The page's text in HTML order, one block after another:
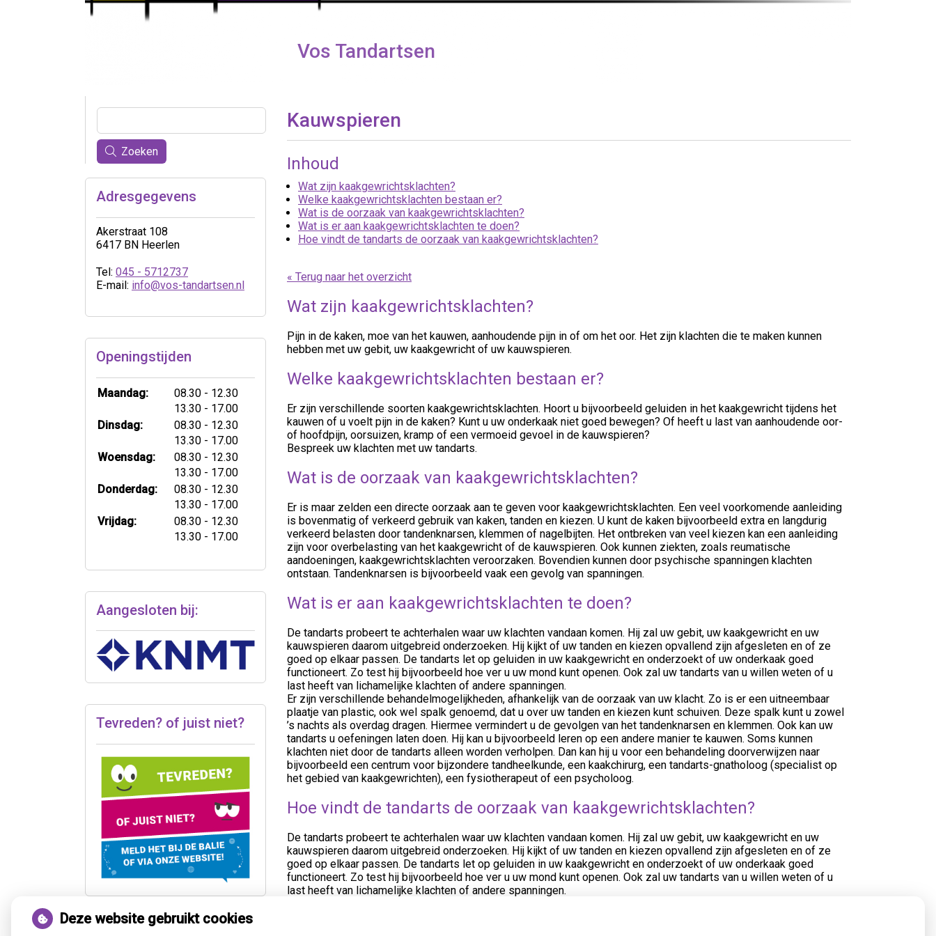
Vos Tandartsen
Kauwspieren
Inhoud
Wat zijn kaakgewrichtsklachten?
Welke kaakgewrichtsklachten bestaan er?
Wat is de oorzaak van kaakgewrichtsklachten?
Wat is er aan kaakgewrichtsklachten te doen?
Hoe vindt de tandarts de oorzaak van kaakgewrichtsklachten?
« Terug naar het overzicht
Wat zijn kaakgewrichtsklachten?
Pijn in de kaken, moe van het kauwen, aanhoudende pijn in of om het oor. Het zijn klachten die te maken kunnen
hebben met uw gebit, uw kaakgewricht of uw kauwspieren.
Welke kaakgewrichtsklachten bestaan er?
Er zijn verschillende soorten kaakgewrichtsklachten. Hoort u bijvoorbeeld geluiden in het kaakgewricht tijdens het
kauwen of u voelt pijn in de kaken? Kunt u uw onderkaak niet goed bewegen? Of heeft u last van aanhoudende oor-
of hoofdpijn, oorsuizen, kramp of een vermoeid gevoel in de kauwspieren?
Bespreek uw klachten met uw tandarts.
Wat is de oorzaak van kaakgewrichtsklachten?
Er is maar zelden een directe oorzaak aan te geven voor kaakgewrichtsklachten. Een veel voorkomende aanleiding
is bovenmatig of verkeerd gebruik van kaken, tanden en kiezen. U kunt de kaken bijvoorbeeld extra en langdurig
verkeerd belasten door tandenknarsen, klemmen of nagelbijten. Het ontbreken van veel kiezen kan een aanleiding
zijn voor overbelasting van het kaakgewricht of de kauwspieren. Ook kunnen ziekten, zoals reumatische
aandoeningen, kaakgewrichtsklachten veroorzaken. Bovendien kunnen door psychische spanningen klachten
ontstaan. Tandenknarsen is bijvoorbeeld vaak een gevolg van spanningen.
Wat is er aan kaakgewrichtsklachten te doen?
De tandarts probeert te achterhalen waar uw klachten vandaan komen. Hij zal uw gebit, uw kaakgewricht en uw
kauwspieren daarom uitgebreid onderzoeken. Hij kijkt of uw tanden en kiezen opvallend zijn afgesleten en of ze
goed op elkaar passen. De tandarts let op geluiden in uw kaakgewricht en onderzoekt of uw onderkaak goed
functioneert. Zo test hij bijvoorbeeld hoe ver u uw mond kunt openen. Ook zal uw tandarts van u willen weten of u
last heeft van lichamelijke klachten of andere spanningen.
Er zijn verschillende behandelmogelijkheden, afhankelijk van de oorzaak van uw klacht. Zo is er een uitneembaar
plaatje van plastic, ook wel spalk genoemd, dat u over uw tanden en kiezen kunt schuiven. Deze spalk kunt u zowel
’s nachts als overdag dragen. Hiermee vermindert u de gevolgen van het tandenknarsen en klemmen. Ook kan uw
tandarts u oefeningen laten doen. Hij kan u bijvoorbeeld leren op een andere manier te kauwen. Soms kunnen
klachten niet door de tandarts alleen worden verholpen. Dan kan hij u voor een behandeling doorverwijzen naar
bijvoorbeeld een centrum voor bijzondere tandheelkunde, een kaakchirurg, een tandarts-gnatholoog (specialist op
het gebied van kaakgewrichten), een fysiotherapeut of een psycholoog.
Hoe vindt de tandarts de oorzaak van kaakgewrichtsklachten?
De tandarts probeert te achterhalen waar uw klachten vandaan komen. Hij zal uw gebit, uw kaakgewricht en uw
kauwspieren daarom uitgebreid onderzoeken. Hij kijkt of uw tanden en kiezen opvallend zijn afgesleten en of ze
goed op elkaar passen. De tandarts let op geluiden in uw kaakgewricht en onderzoekt of uw onderkaak goed
functioneert. Zo test hij bijvoorbeeld hoe ver u uw mond kunt openen. Ook zal uw tandarts van u willen weten of u
last heeft van lichamelijke klachten of andere spanningen.
Zoeken
Adresgegevens
Akerstraat 108
6417 BN Heerlen
Tel: 045 - 5712737
E-mail: info@vos-tandartsen.nl
Openingstijden
Maandag: 08.30 tot
- 12.30
13.30 tot
- 17.00
Dinsdag:
08.30 tot
- 12.30
13.30 tot
- 17.00
Woensdag:
08.30 tot
- 12.30
13.30 tot
- 17.00
Donderdag:
08.30 tot
- 12.30
13.30 tot
- 17.00
Vrijdag:
08.30 tot
- 12.30
13.30 tot
- 17.00
Aangesloten bij:
Tevreden? of juist niet?
Deze website gebruikt cookies